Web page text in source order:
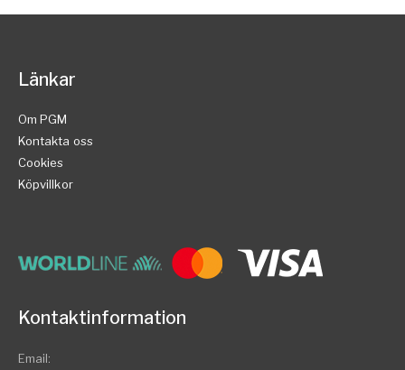
Länkar
Om PGM
Kontakta oss
Cookies
Köpvillkor
Kontaktinformation
Email: